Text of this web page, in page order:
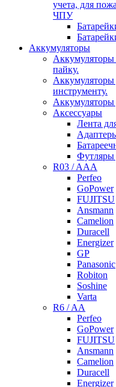
учета, для
ЧПУ
Аккумуляторы
пайку.
Аккумуляторы
инструменту.
Аккумуляторы
Аксессуары
Лента
Футляры
R03 / AAA
Perfeo
GoPower
FUJITSU
Ansmann
Camelion
Duracell
Energizer
GP
Panasonic
Robiton
Soshine
Varta
R6 / AA
Perfeo
GoPower
FUJITSU
Ansmann
Camelion
Duracell
Energizer